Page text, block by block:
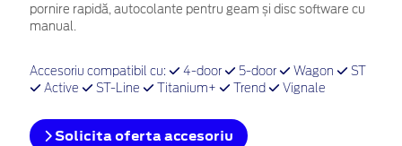
pornire rapidă, autocolante pentru geam și disc software cu
manual.
Accesoriu compatibil cu: 4-door 5-door Wagon
ST
Active
ST-Line Titanium+ Trend Vignale
Solicita oferta accesoriu